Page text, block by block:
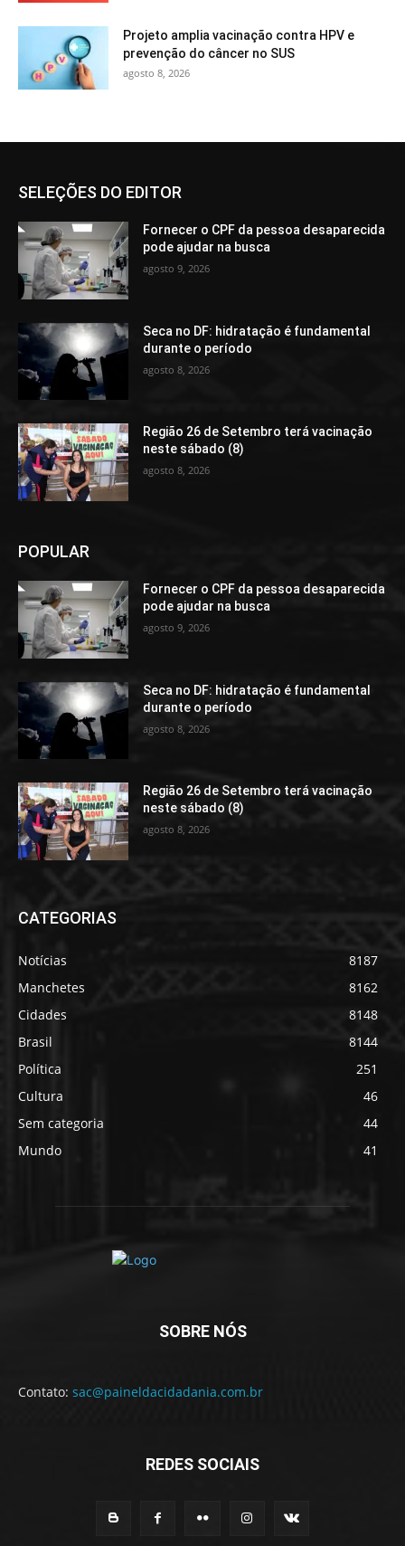
Projeto amplia vacinação contra HPV e
prevenção do câncer no SUS
agosto 8, 2026
SELEÇÕES DO EDITOR
Fornecer o CPF da pessoa desaparecida
pode ajudar na busca
agosto 9, 2026
Seca no DF: hidratação é fundamental
durante o período
agosto 8, 2026
Região 26 de Setembro terá vacinação
neste sábado (8)
agosto 8, 2026
POPULAR
Fornecer o CPF da pessoa desaparecida
pode ajudar na busca
agosto 9, 2026
Seca no DF: hidratação é fundamental
durante o período
agosto 8, 2026
Região 26 de Setembro terá vacinação
neste sábado (8)
agosto 8, 2026
CATEGORIAS
Notícias
8187
Manchetes
8162
Cidades
8148
Brasil
8144
Política
251
Cultura
46
Sem categoria
44
Mundo
41
SOBRE NÓS
Contato: sac@paineldacidadania.com.br
REDES SOCIAIS